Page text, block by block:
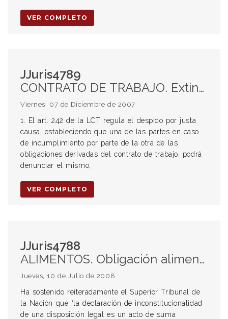
VER COMPLETO
JJuris4789
CONTRATO DE TRABAJO. Extinción del contrato. Despido. Causales. Injuria. Despido por matrimonio. Indemnización. Alcance. Trabajador varón. PRUEBA. Carga de la prueba
Viernes, 07 de Diciembre de 2007
1. El art. 242 de la LCT regula el despido por justa
causa, estableciendo que una de las partes en caso
de incumplimiento por parte de la otra de las
obligaciones derivadas del contrato de trabajo, podrá
denunciar el mismo,
VER COMPLETO
JJuris4788
ALIMENTOS. Obligación alimentaria. Cuota alimentaria. Imposibilidad de obtener ingresos. Prueba. Carga de la prueba. Ley 11.945. Registro de deudores alimentarios morosos. Creación. Conversión sobre los derechos del niño. CONSTITUCIÓN NACIONAL. Derechos consagrados por la Constitución Nacional. Alcance
Jueves, 10 de Julio de 2008
Ha sostenido reiteradamente el Superior Tribunal de
la Nación que “la declaración de inconstitucionalidad
de una disposición legal es un acto de suma